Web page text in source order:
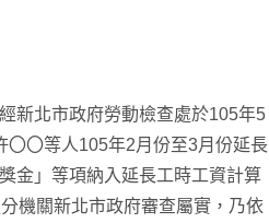
新北市政府勞動檢查處於105年5
〇〇等人105年2月份至3月份延長
金」等項納入延長工時工資計算
機關新北市政府審查屬實，乃依